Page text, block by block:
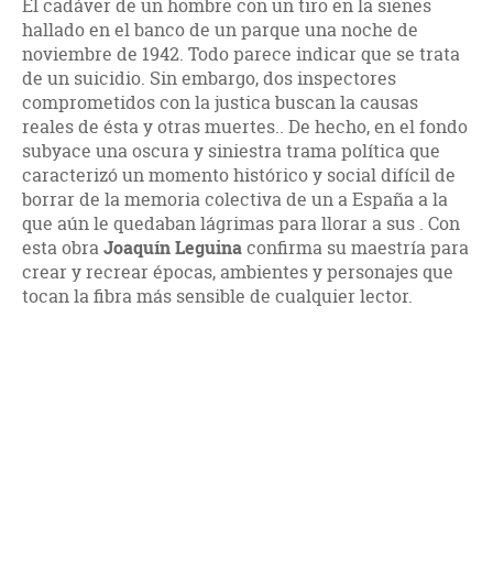
El cadáver de un hombre con un tiro en la sienes
hallado en el banco de un parque una noche de
noviembre de 1942. Todo parece indicar que se trata
de un suicidio. Sin embargo, dos inspectores
comprometidos con la justica buscan la causas
reales de ésta y otras muertes.. De hecho, en el fondo
subyace una oscura y siniestra trama política que
caracterizó un momento histórico y social difícil de
borrar de la memoria colectiva de un a España a la
que aún le quedaban lágrimas para llorar a sus . Con
esta obraJoaquín Leguinaconfirma su maestría para
crear y recrear épocas, ambientes y personajes que
tocan la fibra más sensible de cualquier lector.